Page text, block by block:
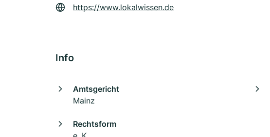
https://www.lokalwissen.de
Info
Amtsgericht
Mainz
Rechtsform